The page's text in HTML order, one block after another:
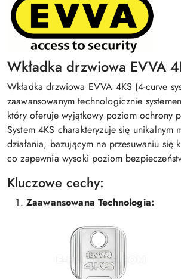
Wkładka drzwiowa EVVA
Wkładka drzwiowa EVVA 4KS (4-curve
zaawansowanym technologicznie
który oferuje wyjątkowy poziom ochrony
System 4KS charakteryzuje się unikalnym
działania, bazującym na przesuwaniu się
co zapewnia wysoki poziom
Kluczowe cechy:
Zaawansowana Technologia: